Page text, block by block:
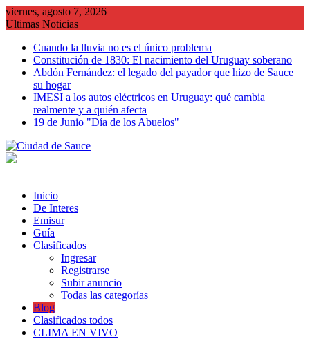
Saltar
al
viernes, agosto 7, 2026
Ultimas Noticias
Cuando la lluvia no es el único problema
Constitución de 1830: El nacimiento del Uruguay soberano
Abdón Fernández: el legado del payador que hizo de Sauce
su hogar
IMESI a los autos eléctricos en Uruguay: qué cambia
realmente y a quién afecta
19 de Junio "Día de los Abuelos"
Inicio
De Interes
Emisur
Guía
Clasificados
Ingresar
Registrarse
Subir anuncio
Todas las categorías
Blog
Clasificados todos
CLIMA EN VIVO